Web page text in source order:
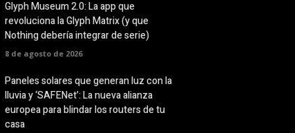
Glyph Museum 2.0: La app que
revoluciona la Glyph Matrix (y que
Nothing debería integrar de serie)
8 de agosto de 2026
Paneles solares que generan luz con la
lluvia y ‘SAFENet’: La nueva alianza
europea para blindar los routers de tu
casa